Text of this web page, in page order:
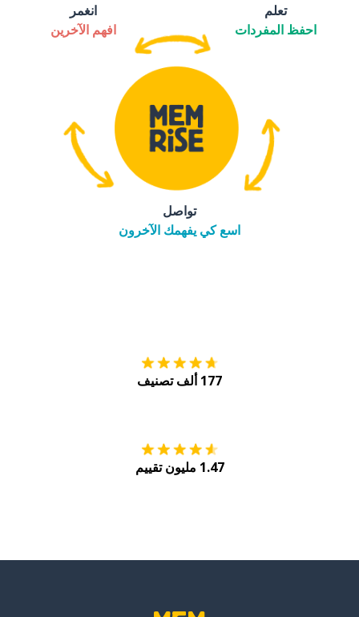
تعلم
احفظ المفردات
انغمر
افهم الآخرين
تواصل
اسع كي يفهمك الآخرون
177 ألف تصنيف
1.47 مليون تقييم